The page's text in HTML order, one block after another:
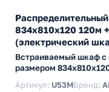
834х810х120 120м
(электрический
Встраиваемый шкаф с
размером
Артикул: U53MБренд: